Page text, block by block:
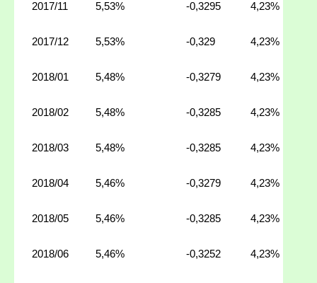
2017/11 5,53% -0,3295 4,23%
2017/12 5,53% -0,329 4,23%
2018/01 5,48% -0,3279 4,23%
2018/02 5,48% -0,3285 4,23%
2018/03 5,48% -0,3285 4,23%
2018/04 5,46% -0,3279 4,23%
2018/05 5,46% -0,3285 4,23%
2018/06 5,46% -0,3252 4,23%